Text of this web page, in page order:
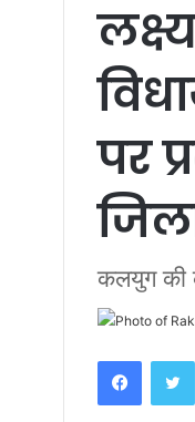
पर
कलयुग की